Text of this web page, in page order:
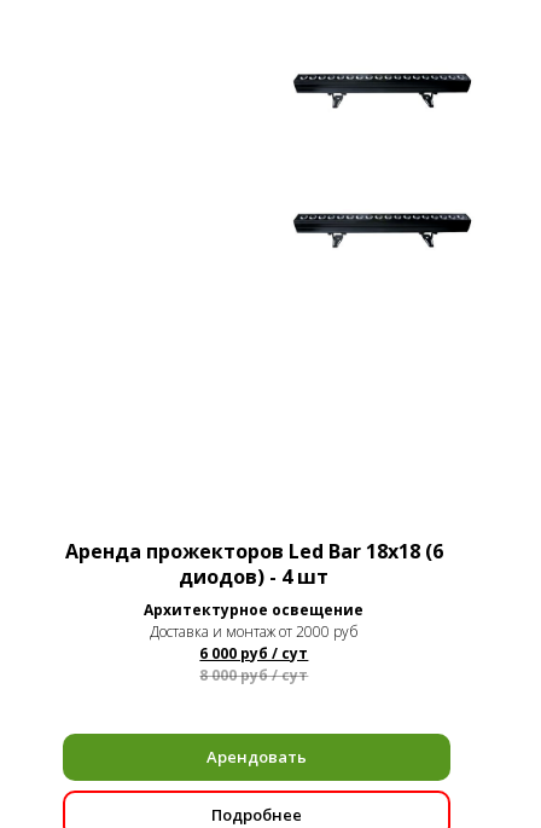
Аренда прожекторов Led Bar 18х18 (6
диодов) - 4 шт
Архитектурное освещение
Доставка и монтаж от 2000 руб
6 000 руб / сут
8 000 руб / сут
Арендовать
Подробнее